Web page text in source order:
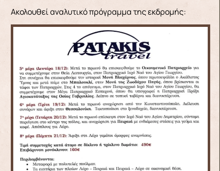
Ακολουθεί αναλυτικό πρόγραμμα της εκδρομής: